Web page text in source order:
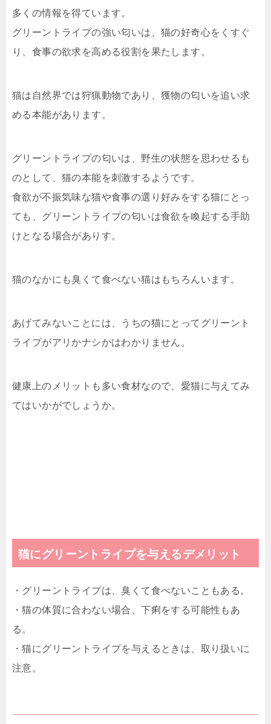
多くの情報を得ています。
グリーントライプの強い匂いは、猫の好奇心をくすぐ
り、食事の欲求を高める役割を果たします。
猫は自然界では狩猟動物であり、獲物の匂いを追い求
める本能があります。
グリーントライプの匂いは、野生の状態を思わせるも
のとして、猫の本能を刺激するようです。
食欲が不振気味な猫や食事の選り好みをする猫にとっ
ても、グリーントライプの匂いは食欲を喚起する手助
けとなる場合がありす。
猫のなかにも臭くて食べない猫はもちろんいます。
あげてみないことには、うちの猫にとってグリーント
ライプがアリかナシかはわかりません。
健康上のメリットも多い食材なので、愛猫に与えてみ
てはいかがでしょうか。
猫にグリーントライプを与えるデメリット
・グリーントライプは、臭くて食べないこともある。
・猫の体質に合わない場合、下痢をする可能性もあ
る。
・猫にグリーントライプを与えるときは、取り扱いに
注意。